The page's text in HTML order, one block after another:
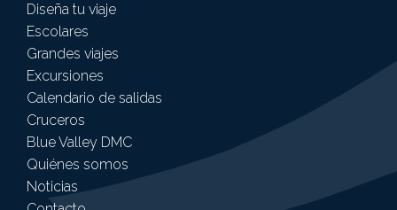
Diseña tu viaje
Escolares
Grandes viajes
Excursiones
Calendario de salidas
Cruceros
Blue Valley DMC
Quiénes somos
Noticias